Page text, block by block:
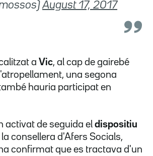
August 17, 2017
a Vic, al cap de gairebé
una segona
hauria participat en
activat de seguida el dispositiu
la consellera d'Afers Socials,
confirmat que es tractava d'un